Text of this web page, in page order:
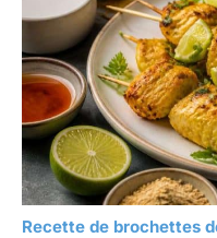
Recette de brochettes